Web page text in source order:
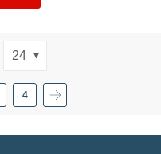
Seite
4 Seite
Weiter